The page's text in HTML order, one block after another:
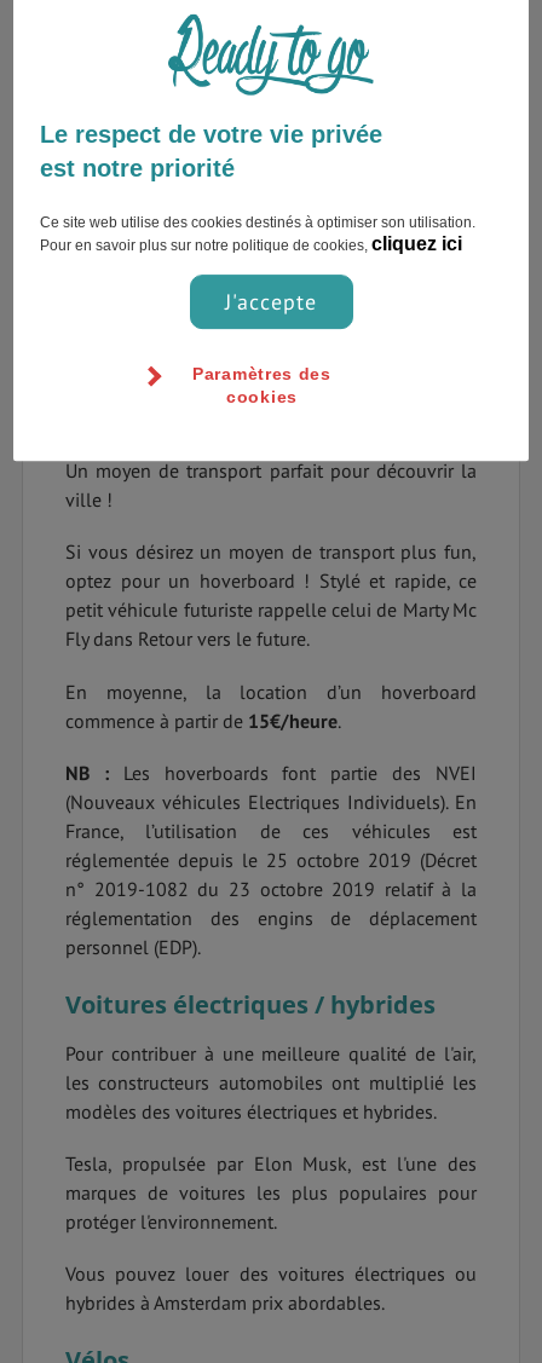
n’émet ni CO2 ni particules fines et compte
aujourd’hui parmi les solutions de transport les
plus écologiques.
Pour une demi-journée, le scooter électrique à
Amsterdam revient à
29€
Un moyen de transport parfait pour découvrir la
ville !
Si vous désirez un moyen de transport plus fun,
optez pour un hoverboard ! Stylé et rapide, ce
petit véhicule futuriste rappelle celui de Marty Mc
Fly dans Retour vers le future.
En moyenne, la location d’un hoverboard
commence à partir de 15€/heure.
NB :Les hoverboards font partie des NVEI
(Nouveaux véhicules Electriques Individuels). En
France, l’utilisation de ces véhicules est
réglementée depuis le 25 octobre 2019 (Décret
n° 2019-1082 du 23 octobre 2019 relatif à la
réglementation des engins de déplacement
personnel (EDP).
Voitures électriques / hybrides
Pour contribuer à une meilleure qualité de l'air,
les constructeurs automobiles ont multiplié les
modèles des voitures électriques et hybrides.
Tesla, propulsée par Elon Musk, est l'une des
marques de voitures les plus populaires pour
protéger l'environnement.
Vous pouvez louer des voitures électriques ou
hybrides à Amsterdam prix abordables.
Le respect de votre vie privée
est notre priorité
Ce site web utilise des cookies destinés à optimiser son utilisation.
Pour en savoir plus sur notre politique de cookies,cliquez ici
J'accepte
Paramètres des
cookies